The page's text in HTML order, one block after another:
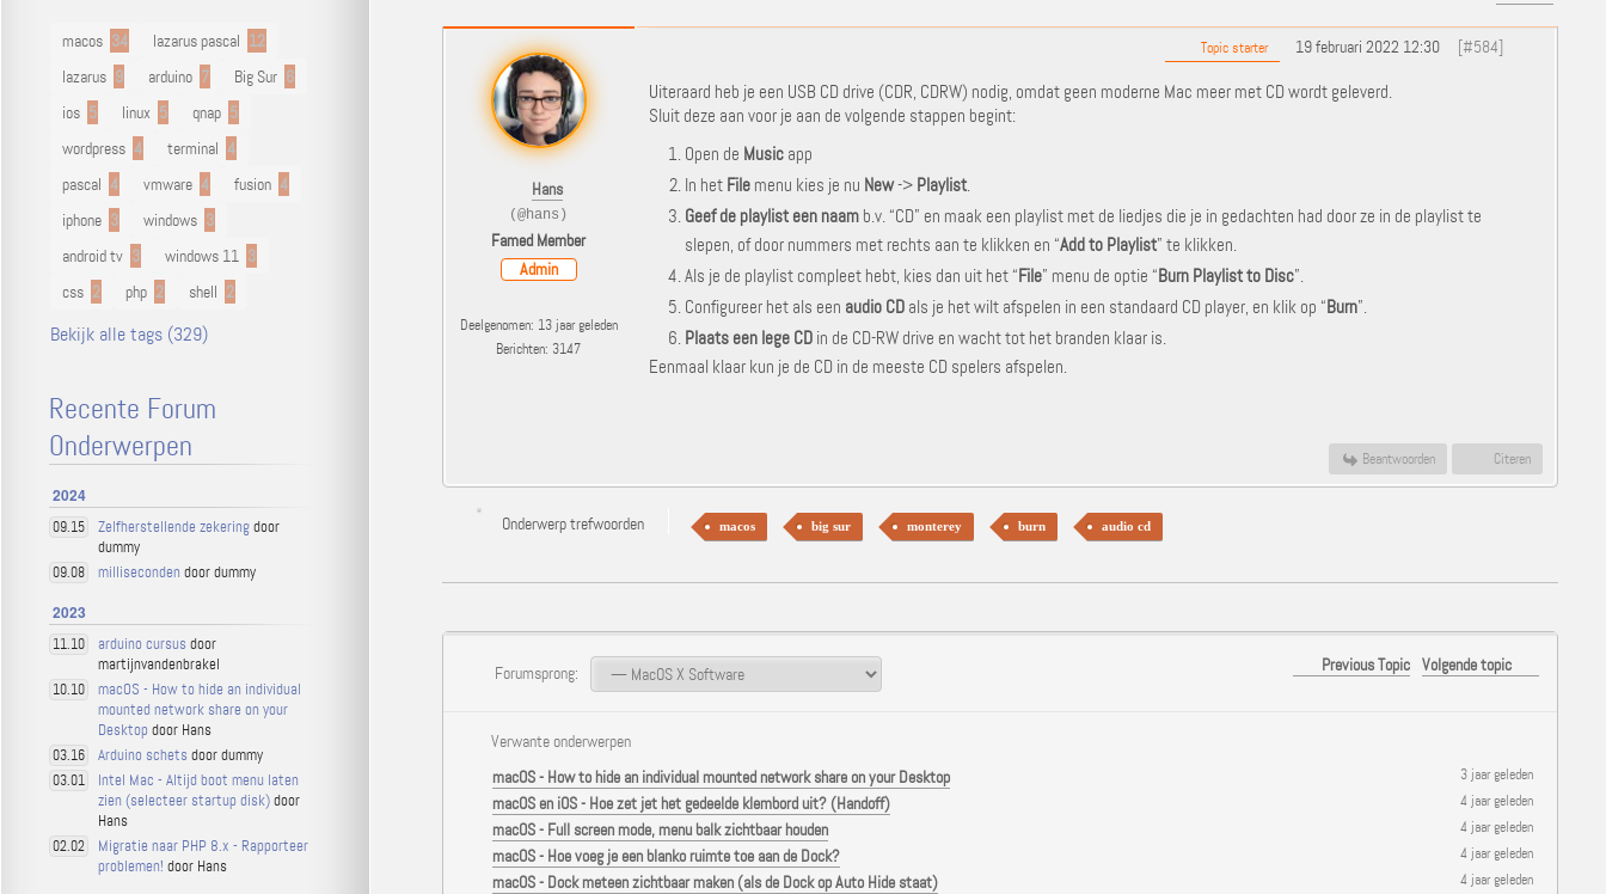
Hans
(@hans)
Famed Member
Admin
Deelgenomen: 13 jaar geleden
Berichten: 3147
Topic starter 19 februari 2022 12:30 [#584]
Uiteraard heb je een USB CD drive (CDR, CDRW) nodig, omdat geen moderne Mac meer met CD wordt geleverd.
Sluit deze aan voor je aan de volgende stappen begint:
Open de Musicapp
In het Filemenu kies je nu New-> Playlist.
Geef de playlist een naamb.v. “CD” en maak een playlist met de liedjes die je in gedachten had door ze in de playlist te
slepen, of door nummers met rechts aan te klikken en “Add to Playlist” te klikken.
Als je de playlist compleet hebt, kies dan uit het “File” menu de optie “Burn Playlist to Disc”.
Configureer het als een audio CDals je het wilt afspelen in een standaard CD player, en klik op “Burn”.
Plaats een lege CDin de CD-RW drive en wacht tot het branden klaar is.
Eenmaal klaar kun je de CD in de meeste CD spelers afspelen.
Beantwoorden Citeren
Onderwerp trefwoorden macos big sur monterey burn audio cd
Forumsprong: Previous Topic Volgende topic
Verwante onderwerpen
macOS - How to hide an individual mounted network share on your Desktop
3 jaar geleden
macOS en iOS - Hoe zet jet het gedeelde klembord uit? (Handoff) 4 jaar geleden
macOS - Full screen mode, menu balk zichtbaar houden 4 jaar geleden
macOS - Hoe voeg je een blanko ruimte toe aan de Dock? 4 jaar geleden
macOS - Dock meteen zichtbaar maken (als de Dock op Auto Hide staat) 4 jaar geleden
macos 34 lazarus pascal 12
lazarus 9 arduino 7 Big Sur 6
ios 5 linux 5 qnap 5
wordpress 4 terminal 4
pascal 4 vmware 4 fusion 4
iphone 3 windows 3
android tv 3 windows 11 3
css 2 php 2 shell 2
Bekijk alle tags (329)
Recente Forum
Onderwerpen
2024
09.15 Zelfherstellende zekeringdoor
dummy
09.08 milliseconden door dummy
2023
11.10 arduino cursus door
martijnvandenbrakel
10.10
macOS - How to hide an individual
mounted network share on your
Desktop door Hans
03.16 Arduino schets door dummy
03.01
Intel Mac - Altijd boot menu laten
zien (selecteer startup disk)door
Hans
02.02
Migratie naar PHP 8.x - Rapporteer
problemen! door Hans